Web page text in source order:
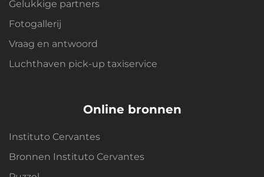
Gelukkige partners
Fotogallerij
Vraag en antwoord
Luchthaven pick-up taxiservice
Online bronnen
Instituto Cervantes
Bronnen Instituto Cervantes